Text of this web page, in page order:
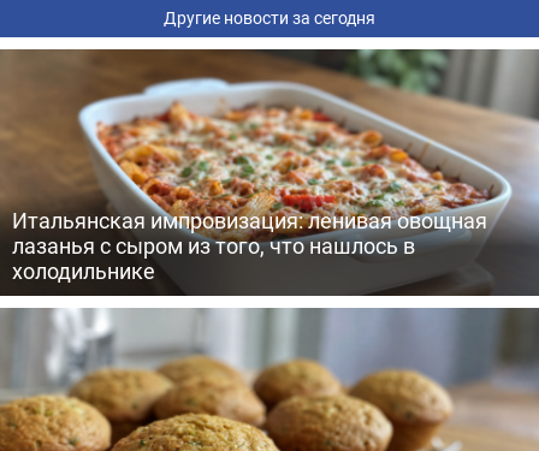
Другие новости за сегодня
Итальянская импровизация: ленивая овощная
лазанья с сыром из того, что нашлось в
холодильнике